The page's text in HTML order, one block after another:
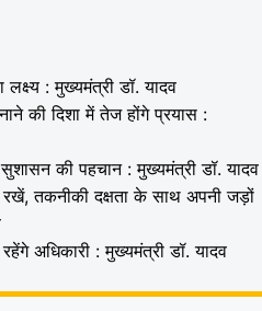
लक्ष्य : मुख्यमंत्री डॉ. यादव
की दिशा में तेज होंगे प्रयास :
की पहचान : मुख्यमंत्री डॉ. यादव
रखें, तकनीकी दक्षता के साथ अपनी जड़ों
अधिकारी : मुख्यमंत्री डॉ. यादव